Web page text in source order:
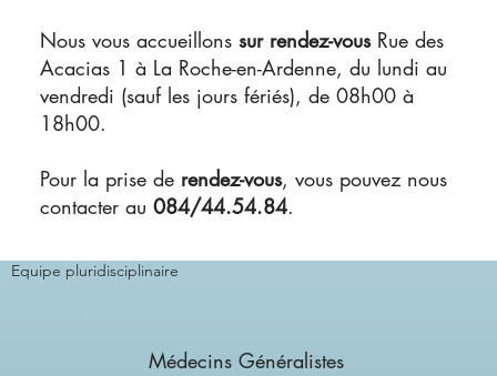
Nous vous accueillons sur rendez-vousRue des
Acacias 1 à La Roche-en-Ardenne, du lundi au
vendredi (sauf les jours fériés), de 08h00 à
18h00.
Pour la prise de rendez-vous, vous pouvez nous
contacter au 084/44.54.84.
Equipe pluridisciplinaire
Médecins Généralistes